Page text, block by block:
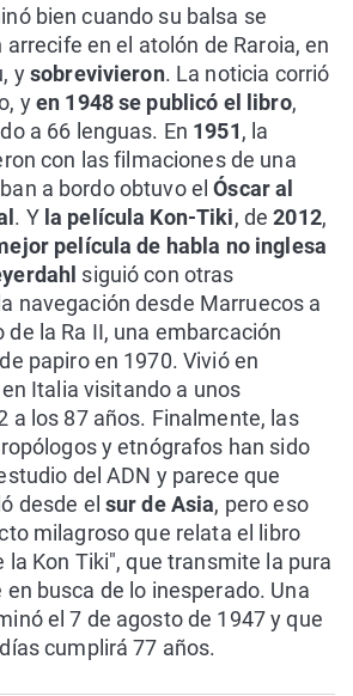
bien cuando su balsa se
en el atolón de Raroia, en
ysobrevivieron. La noticia corrió
yen 1948 se publicó el libro,
a 66 lenguas. En 1951, la
con las filmaciones de una
a bordo obtuvo elÓscaral
. Y la película Kon-Tiki, de2012,
película de habla no inglesa
siguió con otras
navegación desde Marruecos a
de la Ra II, una embarcación
papiro en 1970. Vivió en
Italia visitando a unos
a los 87 años. Finalmente, las
y etnógrafos han sido
del ADN y parece que
desde el sur de Asia, pero eso
milagroso que relata el libro
la Kon Tiki", que transmite la pura
busca de lo inesperado. Una
el 7 de agosto de 1947 y que
cumplirá 77 años.